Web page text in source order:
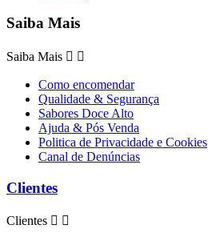
Saiba Mais
Saiba Mais  
Como encomendar
Qualidade & Segurança
Sabores Doce Alto
Ajuda & Pós Venda
Politica de Privacidade e Cookies
Canal de Denúncias
Clientes
Clientes  